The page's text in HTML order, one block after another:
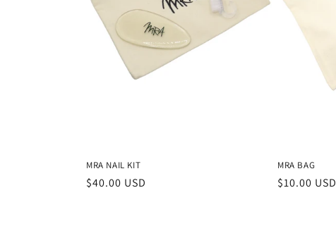
MRA NAIL KIT
Precio
$40.00 USD
MRA BAG
Precio
$10.00 USD